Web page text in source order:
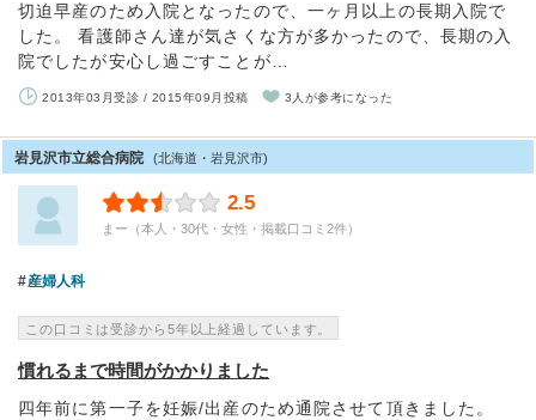
切迫早産のため入院となったので、一ヶ月以上の長期入院で
した。 看護師さん達が気さくな方が多かったので、長期の入
院でしたが安心し過ごすことが…
2013年03月受診 / 2015年09月投稿 3人が参考になった
岩見沢市立総合病院 (北海道・岩見沢市)
2.5
まー（本人・30代・女性・掲載口コミ2件）
産婦人科
この口コミは受診から5年以上経過しています。
慣れるまで時間がかかりました
四年前に第一子を妊娠/出産のため通院させて頂きました。